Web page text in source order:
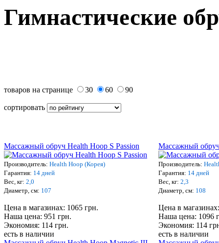
Гимнастические
товаров на странице 30 60 90
сортировать
Массажный обруч Health Hoop S Passion
Производитель: Health Hoop (Корея)
Гарантия: 14 дней
Вес, кг: 2,0
Диаметр, см: 107
Цена в магазинах: 1065 грн.
Наша цена: 951 грн.
Экономия: 114 грн.
есть в наличии
Массажный
Производитель:
Гарантия: 14 дней
Вес, кг: 2,3
Диаметр, см: 108
Цена в
Наша цена: 1096
Экономия: 114
есть в наличии